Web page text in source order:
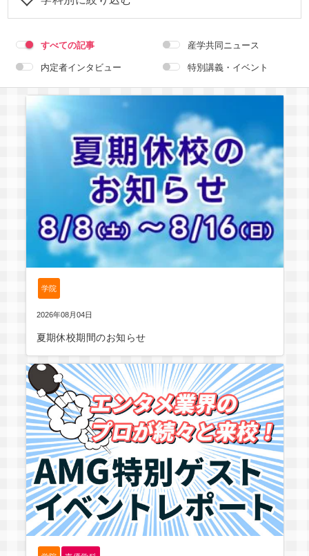
学科共通
ゲームクリエイター学科 CG学科
アニメーション学科 キャラクターデザイン学科
声優学科 学科選択の解除
すべての記事 産学共同ニュース
内定者インタビュー 特別講義・イベント
学院
2026年08月04日
夏期休校期間のお知らせ